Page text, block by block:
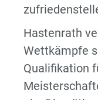
Hastenrath
Wettkämpfe
Qualifikation